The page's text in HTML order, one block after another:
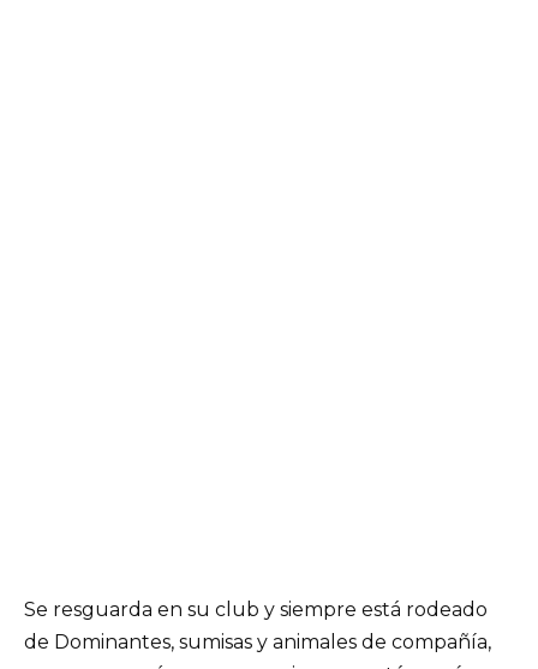
Se resguarda en su club y siempre está rodeado
de Dominantes, sumisas y animales de compañía,